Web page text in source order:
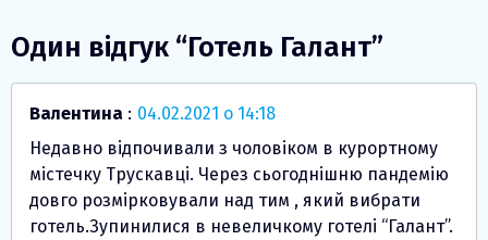
Один відгук “Готель Галант”
Валентина : 04.02.2021 о 14:18
Недавно відпочивали з чоловіком в курортному
містечку Трускавці. Через сьогоднішню пандемію
довго розмірковували над тим , який вибрати
готель.Зупинилися в невеличкому готелі “Галант”.